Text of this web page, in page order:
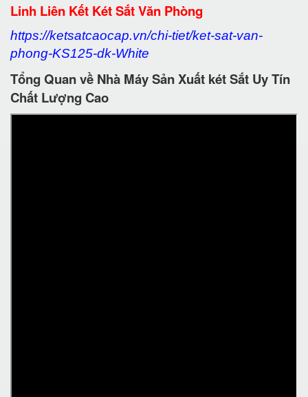
Linh Liên Kết Két Sắt Văn Phòng
https://ketsatcaocap.vn/chi-tiet/ket-sat-van-
phong-KS125-dk-White
Tổng Quan về Nhà Máy Sản Xuất két Sắt Uy Tín
Chất Lượng Cao